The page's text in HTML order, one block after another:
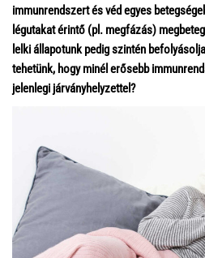
immunrendszert és véd egyes
légutakat érintő (pl. megfázás)
lelki állapotunk pedig szintén
tehetünk, hogy minél erősebb
jelenlegi járványhelyzettel?